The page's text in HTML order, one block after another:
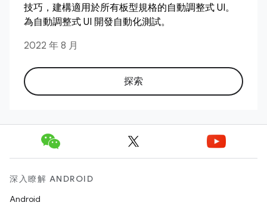
技巧，建構適用於所有板型規格的自動調整式 UI。
為自動調整式 UI 開發自動化測試。
2022 年 8 月
探索
深入瞭解 ANDROID
Android